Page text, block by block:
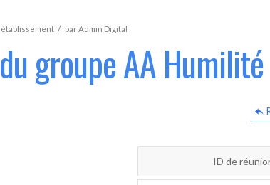
/ parAdmin Digital
groupe AA Humilité
ID de